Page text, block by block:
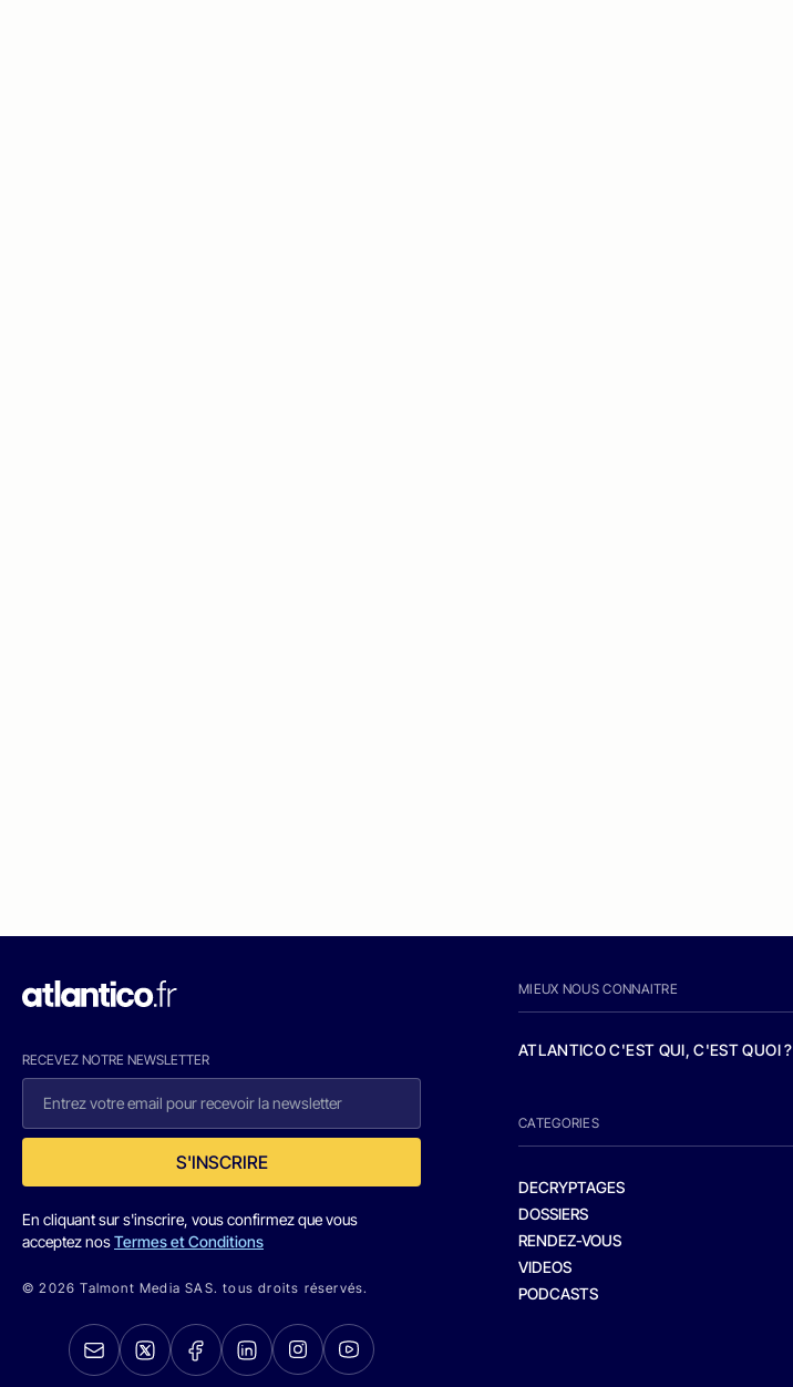
RECEVEZ NOTRE NEWSLETTER
S'INSCRIRE
En cliquant sur s'inscrire, vous confirmez que vous
acceptez nosTermes et Conditions
© 2026 Talmont Media SAS. tous droits réservés.
MIEUX NOUS CONNAITRE
ATLANTICO C'EST QUI, C'EST QUOI ?
CATEGORIES
DECRYPTAGES
DOSSIERS
RENDEZ-VOUS
VIDEOS
PODCASTS